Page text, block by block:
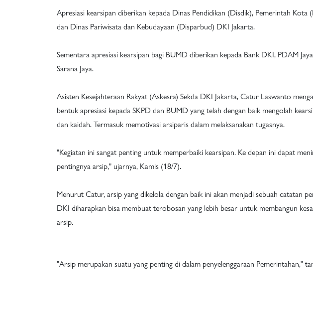
Apresiasi kearsipan diberikan kepada Dinas Pendidikan (Disdik), Pemerintah Kota
dan Dinas Pariwisata dan Kebudayaan (Disparbud) DKI Jakarta.
Sementara apresiasi kearsipan bagi BUMD diberikan kepada Bank DKI, PDAM
Sarana Jaya.
Asisten Kesejahteraan Rakyat (Askesra) Sekda DKI Jakarta, Catur Laswanto
bentuk apresiasi kepada SKPD dan BUMD yang telah dengan baik mengolah
dan kaidah. Termasuk memotivasi arsiparis dalam melaksanakan tugasnya.
"Kegiatan ini sangat penting untuk memperbaiki kearsipan. Ke depan ini dapat
pentingnya arsip," ujarnya, Kamis (18/7).
Menurut Catur, arsip yang dikelola dengan baik ini akan menjadi sebuah catatan
DKI diharapkan bisa membuat terobosan yang lebih besar untuk membangun
arsip.
"Arsip merupakan suatu yang penting di dalam penyelenggaraan Pemerintahan,"